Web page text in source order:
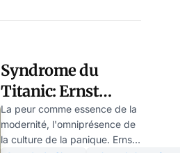
Syndrome du
Titanic: Ernst
Jünger et la culture
de la panique – par
La peur comme essence de la
modernité, l'omniprésence de
la culture de la panique. Ernst